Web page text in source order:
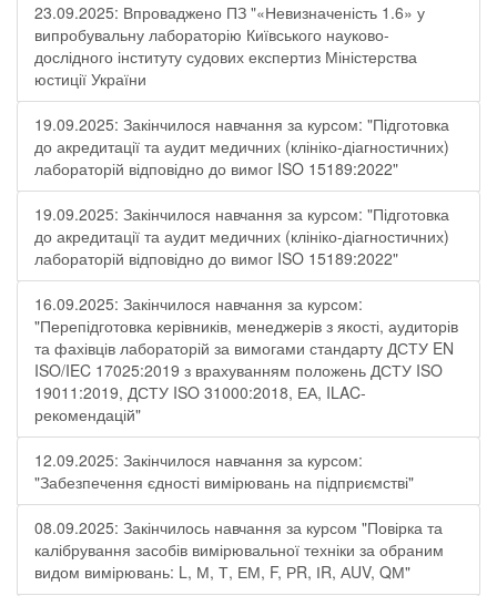
23.09.2025: Впроваджено ПЗ "«Невизначеність 1.6» у
випробувальну лабораторію Київського науково-
дослідного інституту судових експертиз Міністерства
юстиції України
19.09.2025: Закінчилося навчання за курсом: "Підготовка
до акредитації та аудит медичних (клініко-діагностичних)
лабораторій відповідно до вимог ISO 15189:2022"
19.09.2025: Закінчилося навчання за курсом: "Підготовка
до акредитації та аудит медичних (клініко-діагностичних)
лабораторій відповідно до вимог ISO 15189:2022"
16.09.2025: Закінчилося навчання за курсом:
"Перепідготовка керівників, менеджерів з якості, аудиторів
та фахівців лабораторій за вимогами стандарту ДСТУ EN
ISO/IEC 17025:2019 з врахуванням положень ДСТУ ISO
19011:2019, ДСТУ ISO 31000:2018, ЕА, ILAC-
рекомендацій"
12.09.2025: Закінчилося навчання за курсом:
"Забезпечення єдності вимірювань на підприємстві"
08.09.2025: Закінчилось навчання за курсом "Повірка та
калібрування засобів вимірювальної техніки за обраним
видом вимірювань: L, М, Т, ЕМ, F, РR, ІR, АUV, QМ"